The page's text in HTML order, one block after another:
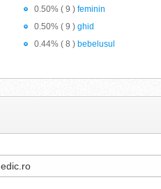
0.50% ( 9 )feminin
0.50% ( 9 )ghid
0.44% ( 8 ) bebelusul